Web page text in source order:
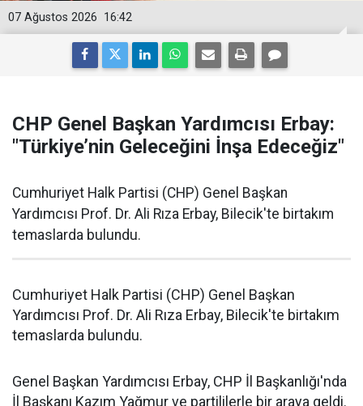
16:42
07 Ağustos 2026
CHP Genel Başkan Yardımcısı Erbay:
"Türkiye’nin Geleceğini İnşa Edeceğiz"
Cumhuriyet Halk Partisi (CHP) Genel Başkan
Yardımcısı Prof. Dr. Ali Rıza Erbay, Bilecik'te birtakım
temaslarda bulundu.
Cumhuriyet Halk Partisi (CHP) Genel Başkan
Yardımcısı Prof. Dr. Ali Rıza Erbay, Bilecik'te birtakım
temaslarda bulundu.
Genel Başkan Yardımcısı Erbay, CHP İl Başkanlığı'nda
İl Başkanı Kazım Yağmur ve partililerle bir araya geldi.